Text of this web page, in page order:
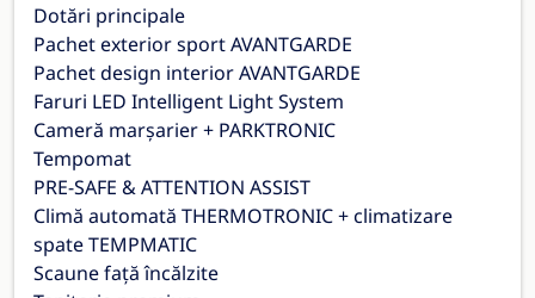
Dotări principale
Pachet exterior sport AVANTGARDE
Pachet design interior AVANTGARDE
Faruri LED Intelligent Light System
Cameră marșarier + PARKTRONIC
Tempomat
PRE-SAFE & ATTENTION ASSIST
Climă automată THERMOTRONIC + climatizare
spate TEMPMATIC
Scaune față încălzite